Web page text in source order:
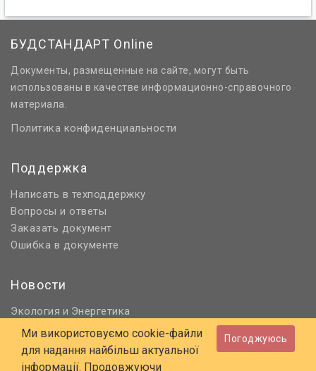
БУДСТАНДАРТ Online
Документы, размещенные на сайте, могут быть
использованы в качестве информационно-справочного
материала.
Политика конфиденциальности
Поддержка
Написать в техподдержку
Вопросы и ответы
Заказать документ
Ошибка в документе
Новости
Экология и Энергетика
Нормативное регулирование
Строительство и проектирование
Охрана труда и ПБ
Ми використовуємо cookie-файли
для надання найбільш актуальної
інформації. Продовжуючи
Погоджуюсь